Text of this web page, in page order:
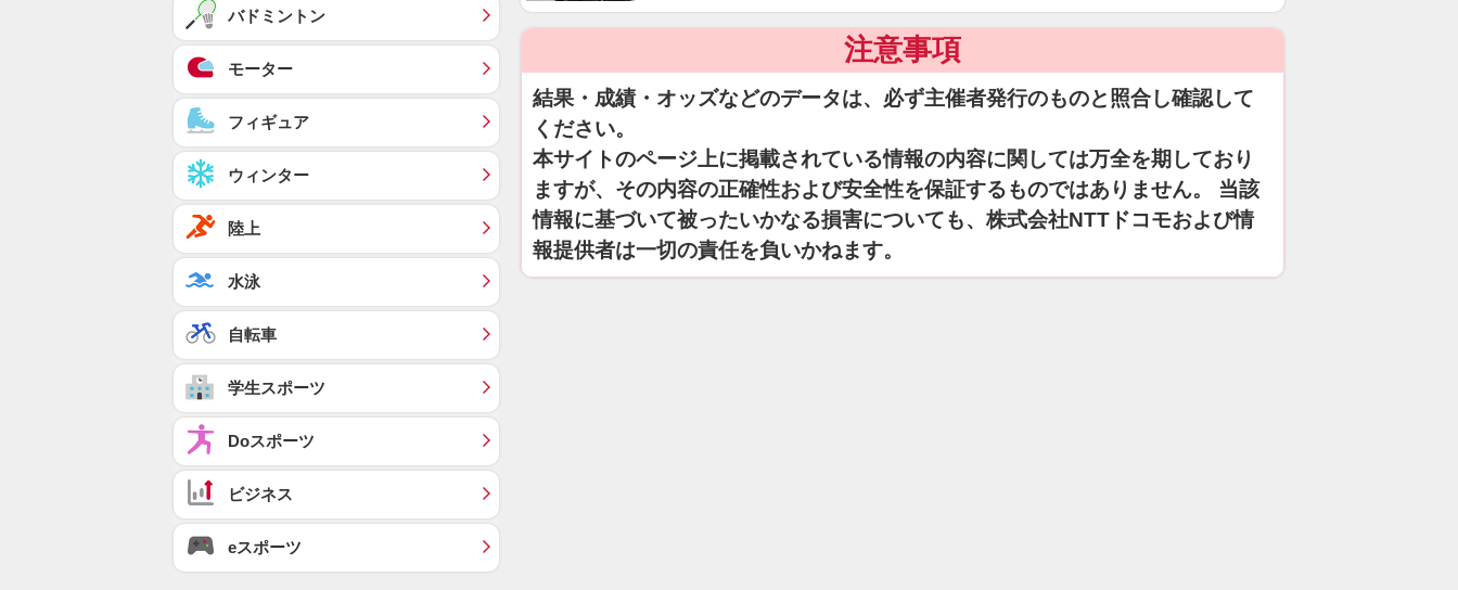
注意事項
結果・成績・オッズなどのデータは、必ず主催者発行のものと照合し確認して
ください。
本サイトのページ上に掲載されている情報の内容に関しては万全を期しており
ますが、その内容の正確性および安全性を保証するものではありません。 当該
情報に基づいて被ったいかなる損害についても、株式会社NTTドコモおよび情
報提供者は一切の責任を負いかねます。
バドミントン
モーター
フィギュア
ウィンター
陸上
水泳
自転車
学生スポーツ
Doスポーツ
ビジネス
eスポーツ